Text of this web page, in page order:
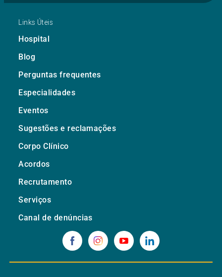
Links Úteis
Hospital
Blog
Perguntas frequentes
Especialidades
Eventos
Sugestões e reclamações
Corpo Clínico
Acordos
Recrutamento
Serviços
Canal de denúncias